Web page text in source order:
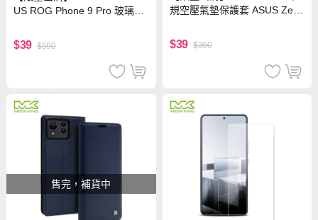
US ROG Phone 9 Pro 玻璃保
$39 $590
規空壓氣墊保護套 ASUS Zenf
$39 $390
售完，補貨中